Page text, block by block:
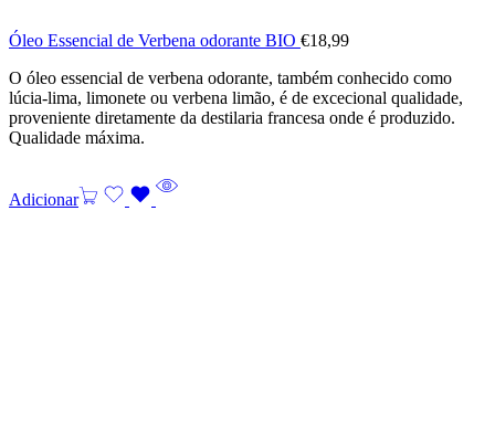
Óleo Essencial de Verbena odorante BIO €18,99
O óleo essencial de verbena odorante, também conhecido como
lúcia-lima, limonete ou verbena limão, é de excecional qualidade,
proveniente diretamente da destilaria francesa onde é produzido.
Qualidade máxima.
Adicionar